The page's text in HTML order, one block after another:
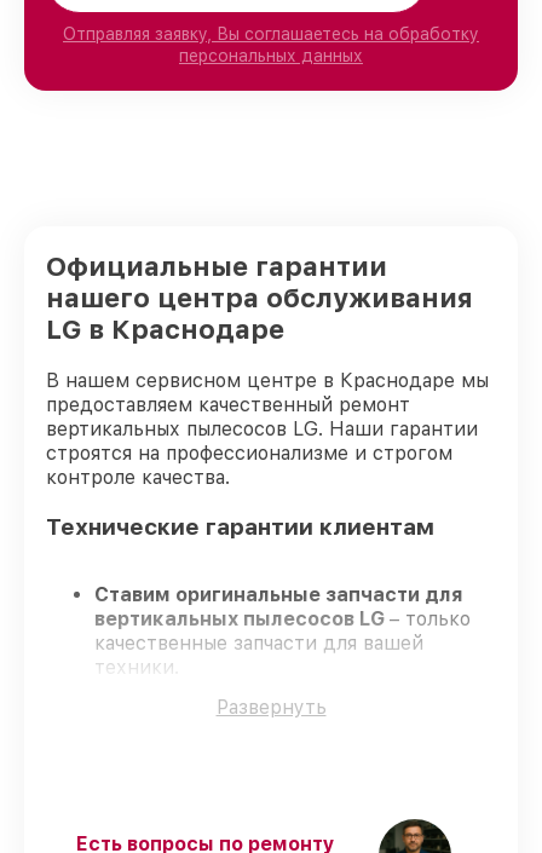
Отправляя заявку, Вы соглашаетесь на обработку
персональных данных
Официальные гарантии
нашего центра обслуживания
LG в Краснодаре
В нашем сервисном центре в Краснодаре мы
предоставляем качественный ремонт
вертикальных пылесосов LG. Наши гарантии
строятся на профессионализме и строгом
контроле качества.
Технические гарантии клиентам
Ставим оригинальные запчасти для
вертикальных пылесосов LG – только
качественные запчасти для вашей
техники.
серьезную проверку знаний и навыков,
бесконечных переносов.
Развернуть
Есть вопросы по ремонту